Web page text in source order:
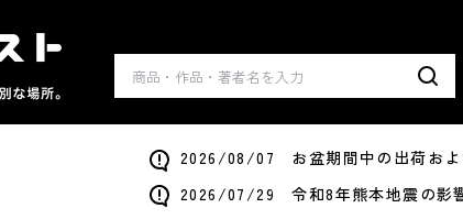
2026/08/07 お盆期間中の出荷およ
2026/07/29 令和8年熊本地震の影